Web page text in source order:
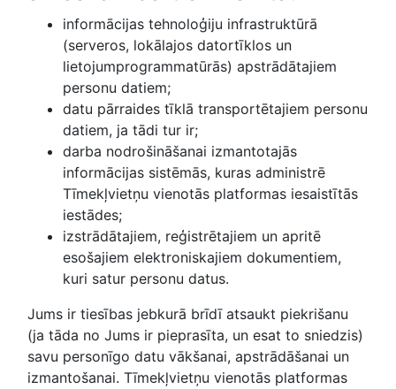
informācijas tehnoloģiju infrastruktūrā
(serveros, lokālajos datortīklos un
lietojumprogrammatūrās) apstrādātajiem
personu datiem;
datu pārraides tīklā transportētajiem personu
datiem, ja tādi tur ir;
darba nodrošināšanai izmantotajās
informācijas sistēmās, kuras administrē
Tīmekļvietņu vienotās platformas iesaistītās
iestādes;
izstrādātajiem, reģistrētajiem un apritē
esošajiem elektroniskajiem dokumentiem,
kuri satur personu datus.
Jums ir tiesības jebkurā brīdī atsaukt piekrišanu
(ja tāda no Jums ir pieprasīta, un esat to sniedzis)
savu personīgo datu vākšanai, apstrādāšanai un
izmantošanai. Tīmekļvietņu vienotās platformas